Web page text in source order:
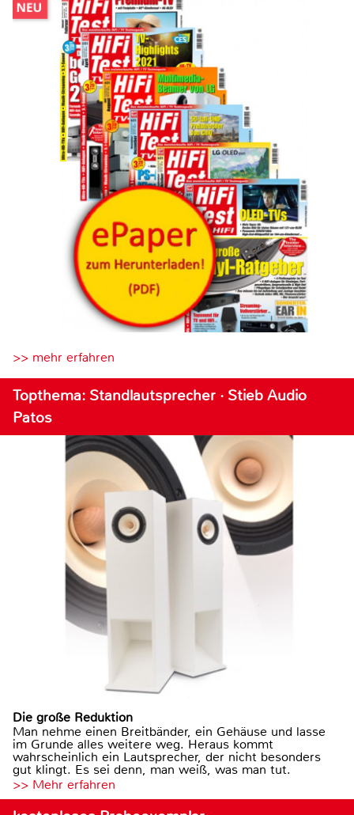
>> mehr erfahren
Topthema: Standlautsprecher · Stieb Audio
Patos
Die große Reduktion
Man nehme einen Breitbänder, ein Gehäuse und lasse
im Grunde alles weitere weg. Heraus kommt
wahrscheinlich ein Lautsprecher, der nicht besonders
gut klingt. Es sei denn, man weiß, was man tut.
>> Mehr erfahren